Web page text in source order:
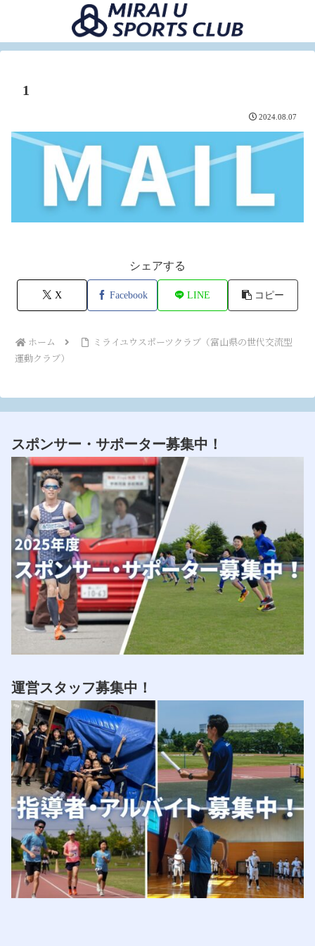
1
2024.08.07
シェアする
X Facebook LINE コピー
ホーム
ミライユウスポーツクラブ（富山県の世代交流型
運動クラブ）
スポンサー・サポーター募集中！
運営スタッフ募集中！